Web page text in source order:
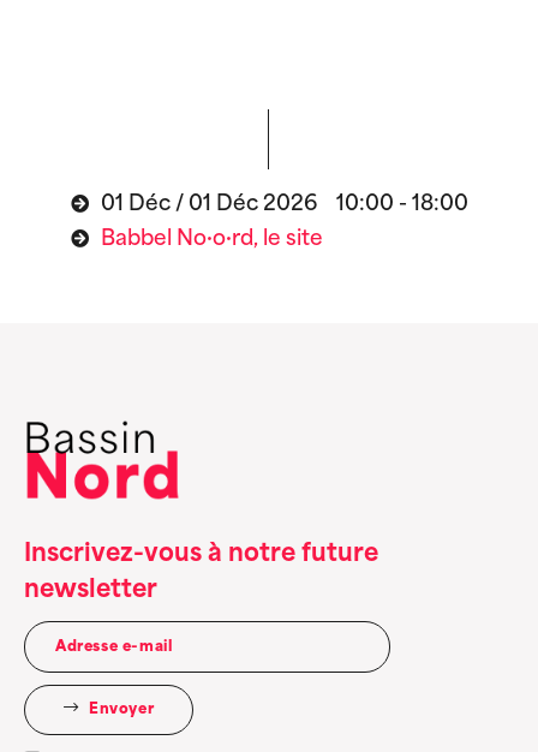
01 Déc / 01 Déc 2026 10:00 - 18:00
Babbel No·o·rd, le site
Inscrivez-vous à notre future
newsletter
Envoyer